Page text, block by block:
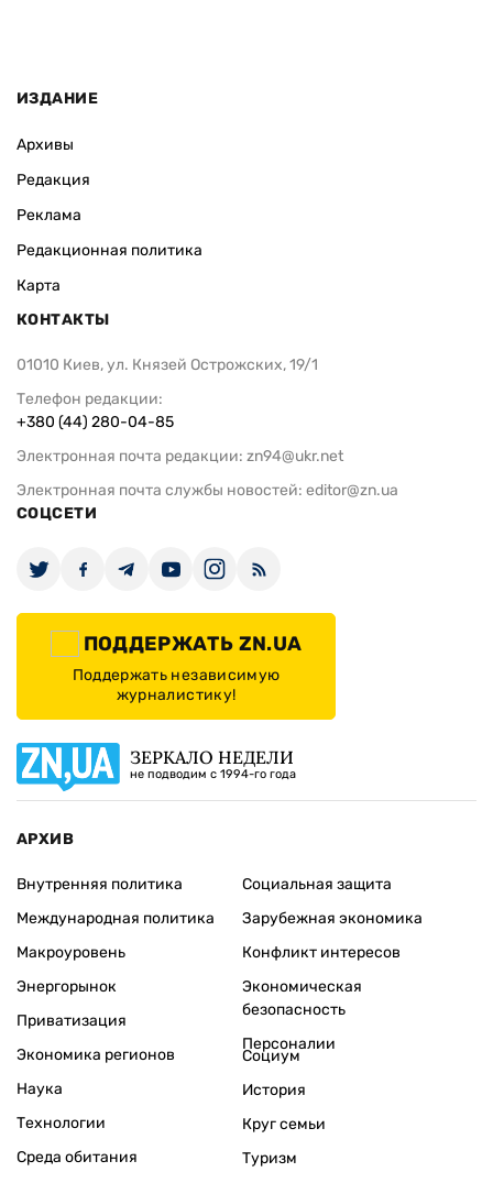
ИЗДАНИЕ
Архивы
Редакция
Реклама
Редакционная политика
Карта
КОНТАКТЫ
01010 Киев, ул. Князей Острожских, 19/1
Телефон редакции:
+380 (44) 280-04-85
Электронная почта редакции: zn94@ukr.net
Электронная почта службы новостей: editor@zn.ua
СОЦСЕТИ
ПОДДЕРЖАТЬ ZN.UA
Поддержать независимую
журналистику!
ЗЕРКАЛО НЕДЕЛИ
не подводим с 1994-го года
АРХИВ
Внутренняя политика
Международная политика
Макроуровень
Энергорынок
Приватизация
Экономика регионов
Социальная защита
Зарубежная экономика
Конфликт интересов
Экономическая
безопасность
Персоналии
Наука
Технологии
Среда обитания
Социум
История
Круг семьи
Туризм